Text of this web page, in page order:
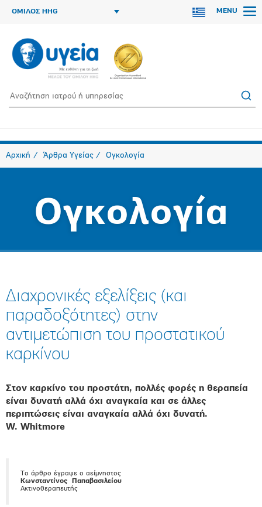
ΟΜΙΛΟΣ HHG MENU
Αρχική Άρθρα Υγείας Ογκολογία
Ογκολογία
Διαχρονικές εξελίξεις (και
παραδοξότητες) στην
αντιμετώπιση του προστατικού
καρκίνου
Στον καρκίνο του προστάτη, πολλές φορές η θεραπεία
είναι δυνατή αλλά όχι αναγκαία και σε άλλες
περιπτώσεις είναι αναγκαία αλλά όχι δυνατή.
W. Whitmore
Το άρθρο έγραψε ο αείμνηστος
Κωνσταντίνος Παπαβασιλείου
Ακτινοθεραπευτής